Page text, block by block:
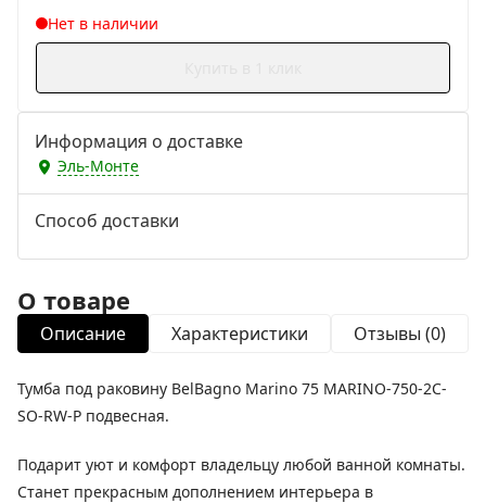
Нет в наличии
Информация о доставке
Эль-Монте
Способ доставки
О товаре
Описание Характеристики Отзывы (0)
Тумба под раковину BelBagno Marino 75 MARINO-750-2C-
SO-RW-P подвесная.
Подарит уют и комфорт владельцу любой ванной комнаты.
Станет прекрасным дополнением интерьера в